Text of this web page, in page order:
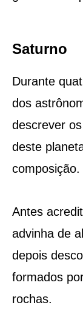
Saturno
Durante
dos
descrever
deste
composição.
Antes
advinha de
depois
formados
rochas.